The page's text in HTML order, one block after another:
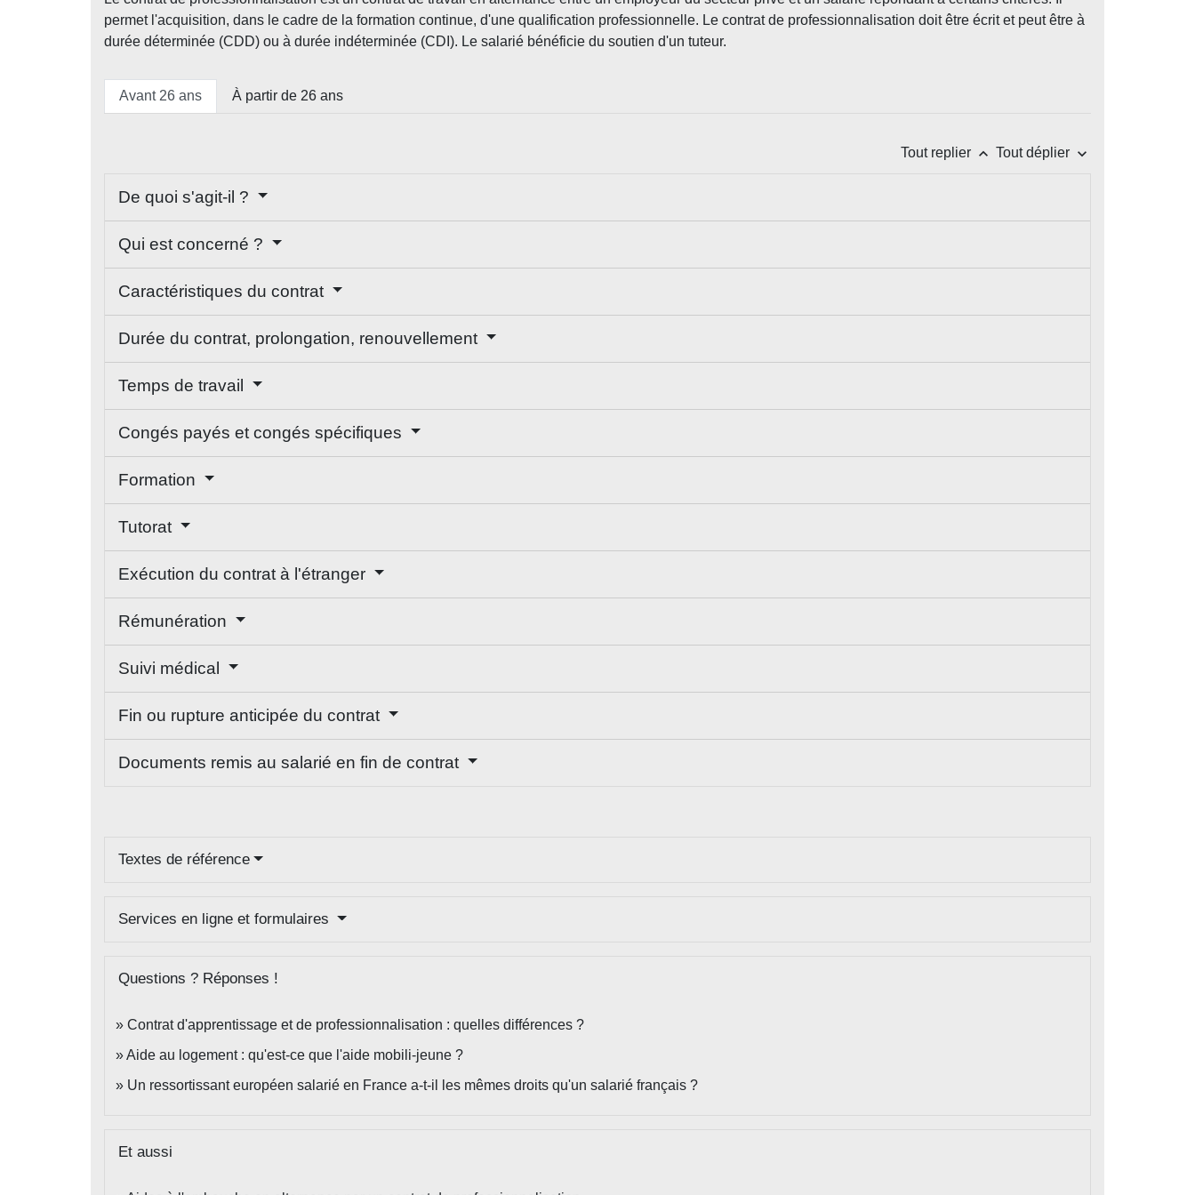
permet l'acquisition, dans le cadre de la formation continue, d'une qualification professionnelle. Le contrat de professionnalisation doit être écrit et peut être à
durée déterminée (CDD) ou à durée indéterminée (CDI). Le salarié bénéficie du soutien d'un tuteur.
Avant 26 ans À partir de 26 ans
Tout replier keyboard_arrow_up Tout déplier keyboard_arrow_down
De quoi s'agit-il ?
Qui est concerné ?
Caractéristiques du contrat
Durée du contrat, prolongation, renouvellement
Temps de travail
Congés payés et congés spécifiques
Formation
Tutorat
Exécution du contrat à l'étranger
Rémunération
Suivi médical
Fin ou rupture anticipée du contrat
Documents remis au salarié en fin de contrat
Textes de référence
Services en ligne et formulaires
Questions ? Réponses !
Contrat d'apprentissage et de professionnalisation : quelles différences ?
Aide au logement : qu'est-ce que l'aide mobili-jeune ?
Un ressortissant européen salarié en France a-t-il les mêmes droits qu'un salarié français ?
Et aussi